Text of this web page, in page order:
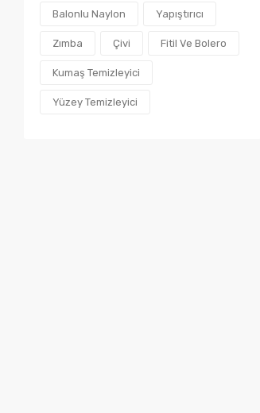
Balonlu Naylon Yapıştırıcı
Zımba Çivi Fitil Ve Bolero
Kumaş Temizleyici
Yüzey Temizleyici